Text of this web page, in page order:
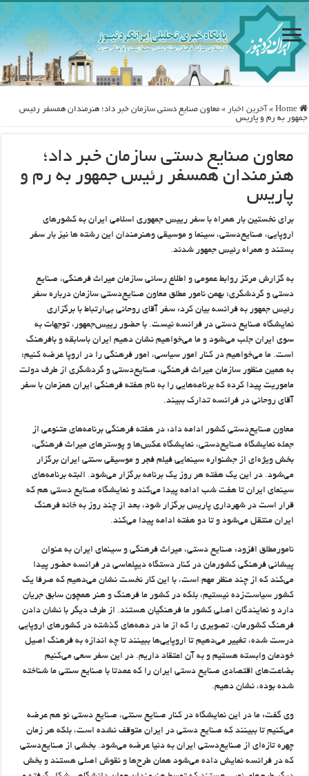
Home
» آخرین اخبار » معاون صنایع دستی سازمان خبر داد؛ هنرمندان همسفر رئیس
جمهور به رم و پاریس
معاون صنایع دستی سازمان خبر داد؛
هنرمندان همسفر رئیس جمهور به رم و
پاریس
برای نخستین بار همراه با سفر رییس جمهوری اسلامی ایران به کشورهای
اروپایی، صنایع‌دستی، سینما و موسیقی وهنرمندان این رشته ها نیز بار سفر
بستند و همراه رئیس جمهور شدند.
به گزارش مرکز روابط عمومی و اطلاع رسانی سازمان میراث فرهنگی، صنایع
دستی و گردشگری؛ بهمن نامور مطلق معاون صنایع‌دستی سازمان درباره سفر
رئیس جمهور به فرانسه بیان کرد: سفر آقای روحانی بی‌ارتباط با برگزاری
نمایشگاه صنایع دستی در فرانسه نیست. با حضور رییس‌جمهور، توجهات به
سوی ایران جلب می‌شود و ما می‌خواهیم نشان دهیم ایران باسابقه و بافرهنگ
است. ما می‌خواهیم در کنار امور سیاسی، امور فرهنگی را در اروپا عرضه کنیم؛
به همین منظور سازمان میراث فرهنگی، صنایع‌دستی و گردشگری از طرف دولت
ماموریت پیدا کرده که برنامه‌هایی را به نام هفته فرهنگی ایران همزمان با سفر
آقای روحانی در فرانسه تدارک ببیند.
معاون صنایع‌دستی کشور ادامه داد: در هفته فرهنگی برنامه‌های متنوعی از
جمله نمایشگاه صنایع‌دستی، نمایشگاه عکس‌ها و پوسترهای میراث فرهنگی،
بخش ویژه‌ای از جشنواره سینمایی فیلم فجر و موسیقی سنتی ایران برگزار
می‌شود. در این یک هفته هر روز یک برنامه برگزار می‌شود. البته برنامه‌های
سینمای ایران تا هفت شب ادامه پیدا می‌کند و نمایشگاه صنایع دستی هم که
قرار است در شهرداری پاریس برگزار شود، بعد از چند روز به خانه فرهنگ
ایران منتقل می‌شود و تا دو هفته ادامه پیدا می‌کند.
نامورمطلق افزود: صنایع دستی، میراث فرهنگی و سینمای ایران به عنوان
پیشانی فرهنگی کشورمان در کنار دستگاه دیپلماسی در فرانسه حضور پیدا
می‌کند که از چند منظر مهم است، با این کار نخست نشان می‌دهیم که صرفا یک
کشور سیاست‌زده نیستیم، بلکه در کشور ما فرهنگ و هنر همچون سابق جریان
دارد و نمایندگان اصلی کشور ما فرهنگیان هستند. از طرف دیگر با نشان دادن
فرهنگ کشورمان، تصویری را که از ما در دهه‌های گذشته در کشورهای اروپایی
درست شده، تغییر می‌دهیم تا اروپایی‌ها ببینند تا چه اندازه به فرهنگ اصیل
خودمان وابسته هستیم و به آن اعتقاد داریم. در این سفر سعی می‌کنیم
بضاعت‌های اقتصادی صنایع دستی ایران را که عمدتا با صنایع سنتی ما شناخته
شده بوده، نشان دهیم.
وی گفت: ما در این نمایشگاه در کنار صنایع سنتی، صنایع دستی نو هم عرضه
می‌کنیم تا ببینند که صنایع دستی در ایران متوقف نشده است، بلکه هر زمان
چهره تازه‌ای از صنایع‌دستی ایران به دنیا عرضه می‌شود. بخشی از صنایع‌دستی
که در فرانسه نمایش داده می‌شود همان طرح‌ها و نقوش اصلی هستند و بخش